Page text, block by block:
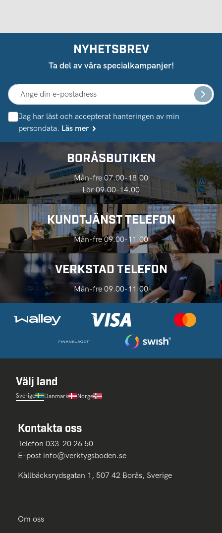
NYHETSBREV
Ta del av våra specialkampanjer!
Jag har läst och accepterat hanteringen av min
persondata. Läs mer
BORÅSBUTIKEN
Mån-fre 07.00-18.00
Lör 09.00-14.00
KUNDTJÄNST TELEFON
Mån-fre 09.00-11.00
VERKSTAD TELEFON
Mån-fre 09.00-11.00
Välj land
Sverige Danmark Norge
Kontakta oss
Telefon 033-20 26 50
E-post info@verktygsboden.se
Källbäcksrydsgatan 1, 507 42 Borås, Sverige
Om oss